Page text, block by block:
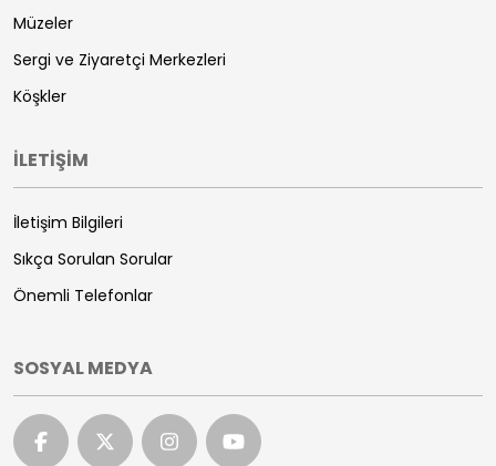
Müzeler
Sergi ve Ziyaretçi Merkezleri
Köşkler
İLETİŞİM
İletişim Bilgileri
Sıkça Sorulan Sorular
Önemli Telefonlar
SOSYAL MEDYA